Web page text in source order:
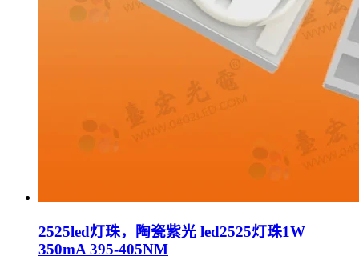
2525led灯珠，陶瓷紫光 led2525灯珠1W
350mA 395-405NM